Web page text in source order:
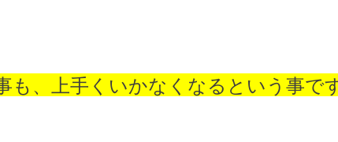
も、上手くいかなくなるという事で